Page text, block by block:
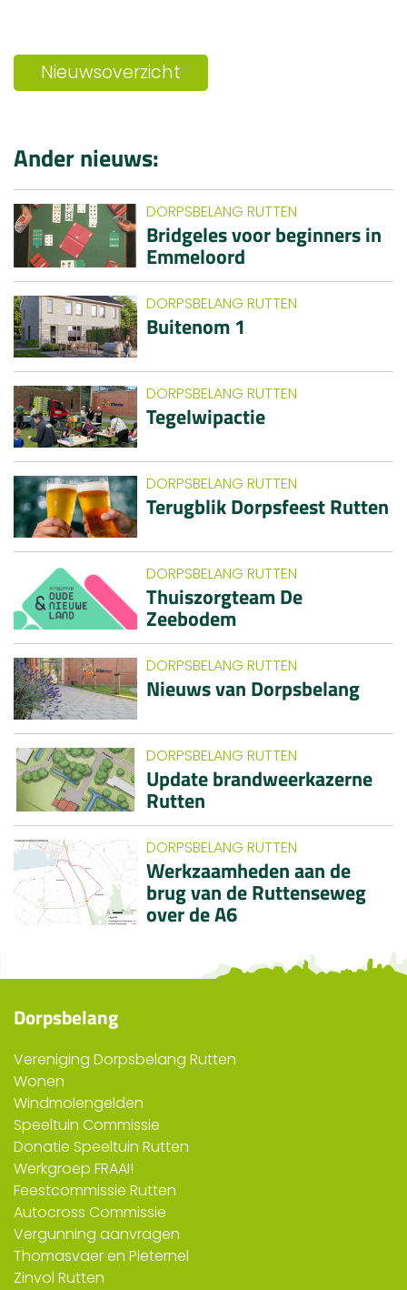
Nieuwsoverzicht
Ander nieuws:
DORPSBELANG RUTTEN
Bridgeles voor beginners in
Emmeloord
DORPSBELANG RUTTEN
Buitenom 1
DORPSBELANG RUTTEN
Tegelwipactie
DORPSBELANG RUTTEN
Terugblik Dorpsfeest Rutten
DORPSBELANG RUTTEN
Thuiszorgteam De
Zeebodem
DORPSBELANG RUTTEN
Nieuws van Dorpsbelang
DORPSBELANG RUTTEN
Update brandweerkazerne
Rutten
DORPSBELANG RUTTEN
Werkzaamheden aan de
brug van de Ruttenseweg
over de A6
Dorpsbelang
Vereniging Dorpsbelang Rutten
Wonen
Windmolengelden
Speeltuin Commissie
Donatie Speeltuin Rutten
Werkgroep FRAAI!
Feestcommissie Rutten
Autocross Commissie
Vergunning aanvragen
Thomasvaer en Pieternel
Zinvol Rutten